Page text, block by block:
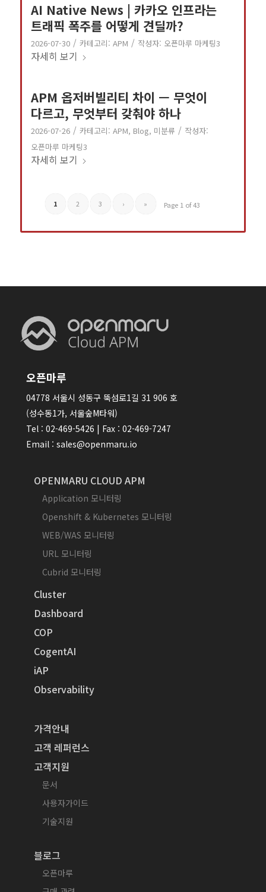
AI Native News | 카카오 인프라는
트래픽 폭주를 어떻게 견딜까?
2026-07-30 / 카테고리: APM / 작성자: 오픈마루 마케팅3
자세히 보기
APM 옵저버빌리티 차이 — 무엇이
다르고, 무엇부터 갖춰야 하나
2026-07-26 / 카테고리: APM, Blog, 미분류 / 작성자:
오픈마루 마케팅3
자세히 보기
Page 1 of 43
1 2 3 › »
오픈마루
04778 서울시 성동구 뚝섬로1길 31 906 호
(성수동1가, 서울숲M타워)
Tel : 02-469-5426 | Fax : 02-469-7247
Email : sales@openmaru.io
OPENMARU CLOUD APM
Application 모니터링
Openshift & Kubernetes 모니터링
WEB/WAS 모니터링
URL 모니터링
Cubrid 모니터링
Cluster
Dashboard
COP
CogentAI
iAP
Observability
가격안내
고객 레퍼런스
고객지원
문서
사용자가이드
기술지원
블로그
오픈마루